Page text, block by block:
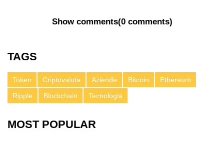
Show comments(0 comments)
TAGS
Token Criptovaluta Aziende Bitcoin
Ethereum
Ripple
Blockchain Tecnologia
MOST POPULAR